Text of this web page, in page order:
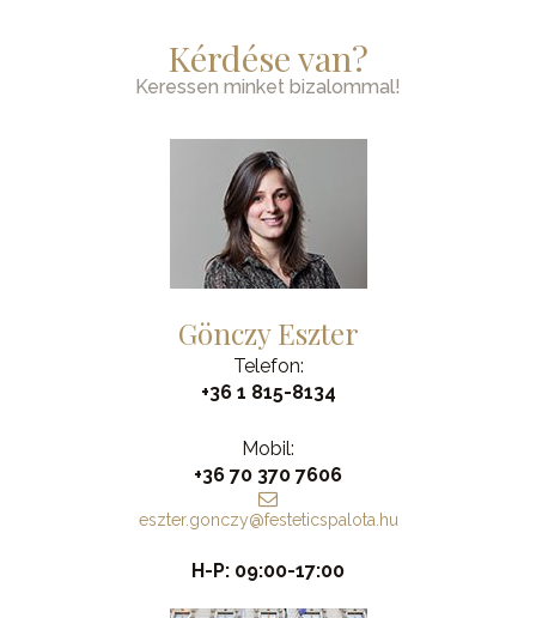
Kérdése van?
Keressen minket bizalommal!
Gönczy Eszter
Telefon:
+36 1 815-8134
Mobil:
+36 70 370 7606
eszter.gonczy@festeticspalota.hu
H-P: 09:00-17:00